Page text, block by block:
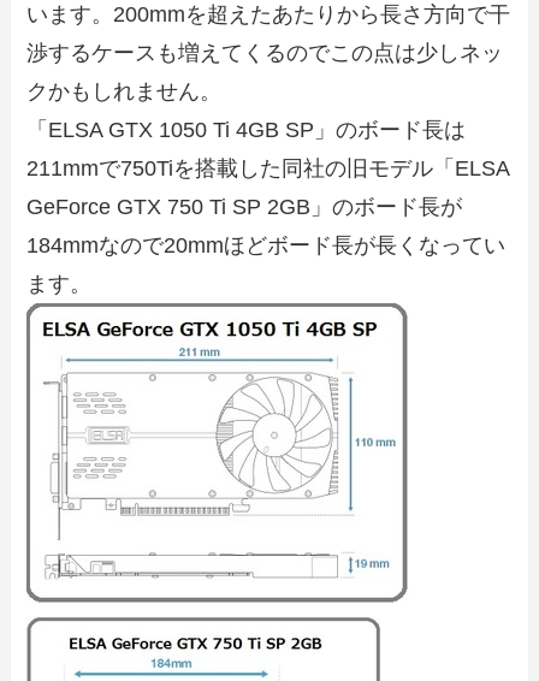
います。200mmを超えたあたりから長さ方向で干
渉するケースも増えてくるのでこの点は少しネッ
クかもしれません。
「ELSA GTX 1050 Ti 4GB SP」のボード長は
211mmで750Tiを搭載した同社の旧モデル「ELSA
GeForce GTX 750 Ti SP 2GB」のボード長が
184mmなので20mmほどボード長が長くなってい
ます。